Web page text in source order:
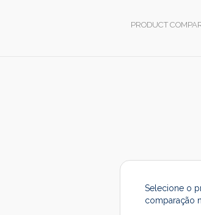
MAIN
PRODUCT
Selecione o
comparação